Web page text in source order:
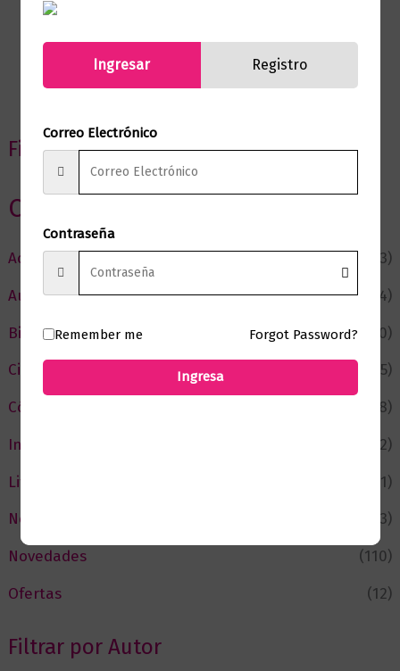
Filtrar por precio
Categorias
Actualidad
(53)
Autor del Mes
(4)
Bienestar
(230)
Ciencia y Conocimiento
(75)
Cómic y Fantasía
(88)
Infantil y Juvenil
(212)
Literatura
(371)
Negocios
(43)
Novedades
(110)
Ofertas
(12)
Filtrar por Autor
Ingresar Registro
Correo Electrónico
Contraseña
Remember me Forgot Password?
Ingresa